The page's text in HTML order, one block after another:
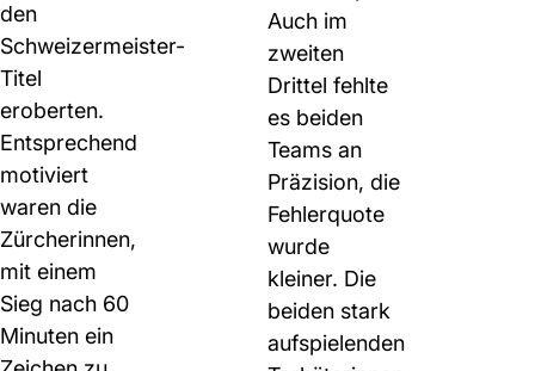
den
Schweizermeister-
Titel
eroberten.
Entsprechend
motiviert
waren die
Zürcherinnen,
mit einem
Sieg nach 60
Minuten ein
Auch im
zweiten
Drittel fehlte
es beiden
Teams an
Präzision, die
Fehlerquote
wurde
kleiner. Die
beiden stark
aufspielenden